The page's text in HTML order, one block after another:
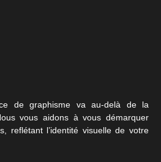
de graphisme va au-delà de la
vous aidons à vous démarquer
reflétant l’identité visuelle de votre